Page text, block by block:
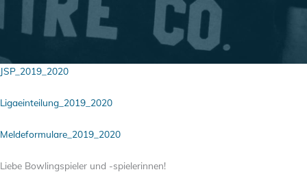
JSP_2019_2020
Ligaeinteilung_2019_2020
Meldeformulare_2019_2020
Liebe Bowlingspieler und -spielerinnen!